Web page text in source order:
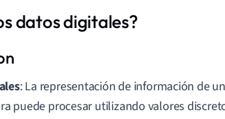
datos digitales?
: La representación de información de
puede procesar utilizando valores